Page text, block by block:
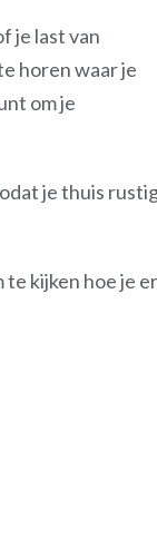
je last van
horen waar je
om je
je thuis
te kijken hoe je er